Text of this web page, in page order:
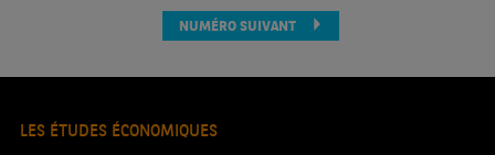
NUMÉRO SUIVANT
LES ÉTUDES ÉCONOMIQUES